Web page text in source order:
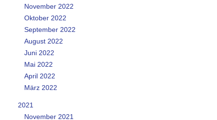
November 2022
Oktober 2022
September 2022
August 2022
Juni 2022
Mai 2022
April 2022
März 2022
2021
November 2021